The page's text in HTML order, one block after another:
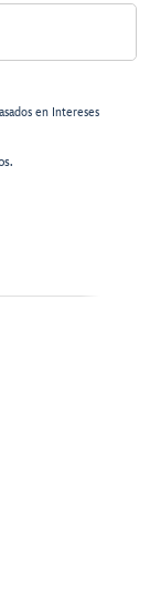
en Intereses